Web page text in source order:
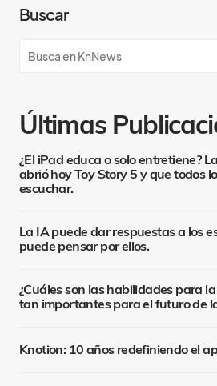
Buscar
Últimas
¿El iPad educa o solo entretiene?
abrió hoy Toy Story 5 y que todos
escuchar.
La IA puede dar respuestas a los
puede pensar por ellos.
¿Cuáles son las habilidades para
tan importantes para el futuro de
Knotion: 10 años redefiniendo el